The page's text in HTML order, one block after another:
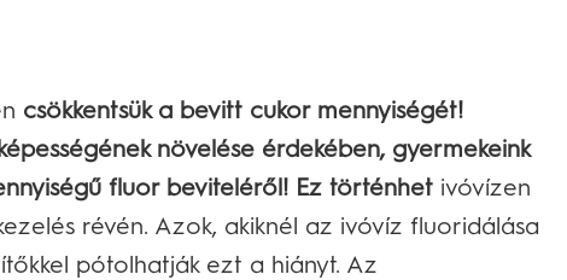
csökkentsük a bevitt cukor mennyiségét!
növelése érdekében, gyermekeink
fluor beviteléről! Ez történhet ivóvízen
révén. Azok, akiknél az ivóvíz fluoridálása
pótolhatják ezt a hiányt. Az